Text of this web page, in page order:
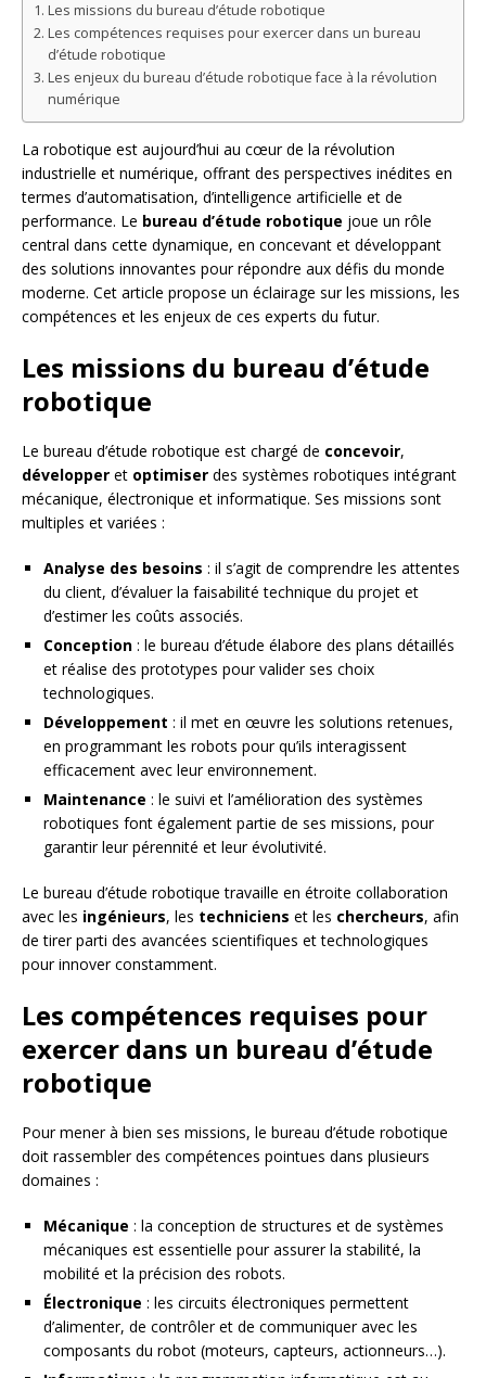
Les missions du bureau d’étude robotique
Les compétences requises pour exercer dans un bureau
d’étude robotique
Les enjeux du bureau d’étude robotique face à la révolution
numérique
La robotique est aujourd’hui au cœur de la révolution
industrielle et numérique, offrant des perspectives inédites en
termes d’automatisation, d’intelligence artificielle et de
performance. Le bureau d’étude robotique joue un rôle
central dans cette dynamique, en concevant et développant
des solutions innovantes pour répondre aux défis du monde
moderne. Cet article propose un éclairage sur les missions, les
compétences et les enjeux de ces experts du futur.
Les missions du bureau d’étude
robotique
Le bureau d’étude robotique est chargé de concevoir,
développer et optimiser des systèmes robotiques intégrant
mécanique, électronique et informatique. Ses missions sont
multiples et variées :
Analyse des besoins : il s’agit de comprendre les attentes
du client, d’évaluer la faisabilité technique du projet et
d’estimer les coûts associés.
Conception : le bureau d’étude élabore des plans détaillés
et réalise des prototypes pour valider ses choix
technologiques.
Développement : il met en œuvre les solutions retenues,
en programmant les robots pour qu’ils interagissent
efficacement avec leur environnement.
Maintenance : le suivi et l’amélioration des systèmes
robotiques font également partie de ses missions, pour
garantir leur pérennité et leur évolutivité.
Le bureau d’étude robotique travaille en étroite collaboration
avec les ingénieurs, les techniciens et les chercheurs, afin
de tirer parti des avancées scientifiques et technologiques
pour innover constamment.
Les compétences requises pour
exercer dans un bureau d’étude
robotique
Pour mener à bien ses missions, le bureau d’étude robotique
doit rassembler des compétences pointues dans plusieurs
domaines :
Mécanique : la conception de structures et de systèmes
mécaniques est essentielle pour assurer la stabilité, la
mobilité et la précision des robots.
Électronique : les circuits électroniques permettent
d’alimenter, de contrôler et de communiquer avec les
composants du robot (moteurs, capteurs, actionneurs…).